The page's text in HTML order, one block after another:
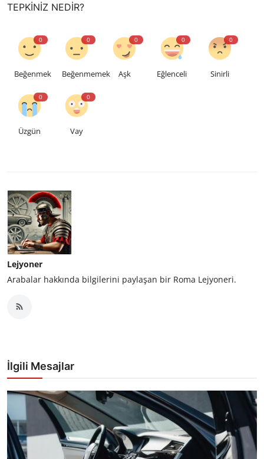
TEPKINIZ NEDIR?
0
Beğenmek
0
Beğenmemek
0
Aşk
0
Eğlenceli
0
Sinirli
0
Üzgün
0
Vay
Lejyoner
Arabalar hakkında bilgilerini paylaşan bir Roma Lejyoneri.
İlgili Mesajlar